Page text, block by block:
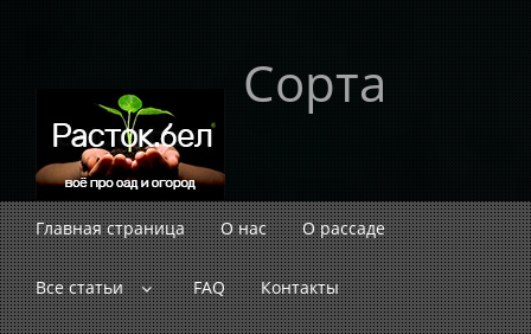
Сорта
Главная страница О нас О рассаде
Все статьи FAQ Контакты